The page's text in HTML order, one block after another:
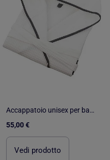
Accappatoio unisex per bambini in cotone a nido d'ape JADOU
55,00 €
Vedi prodotto